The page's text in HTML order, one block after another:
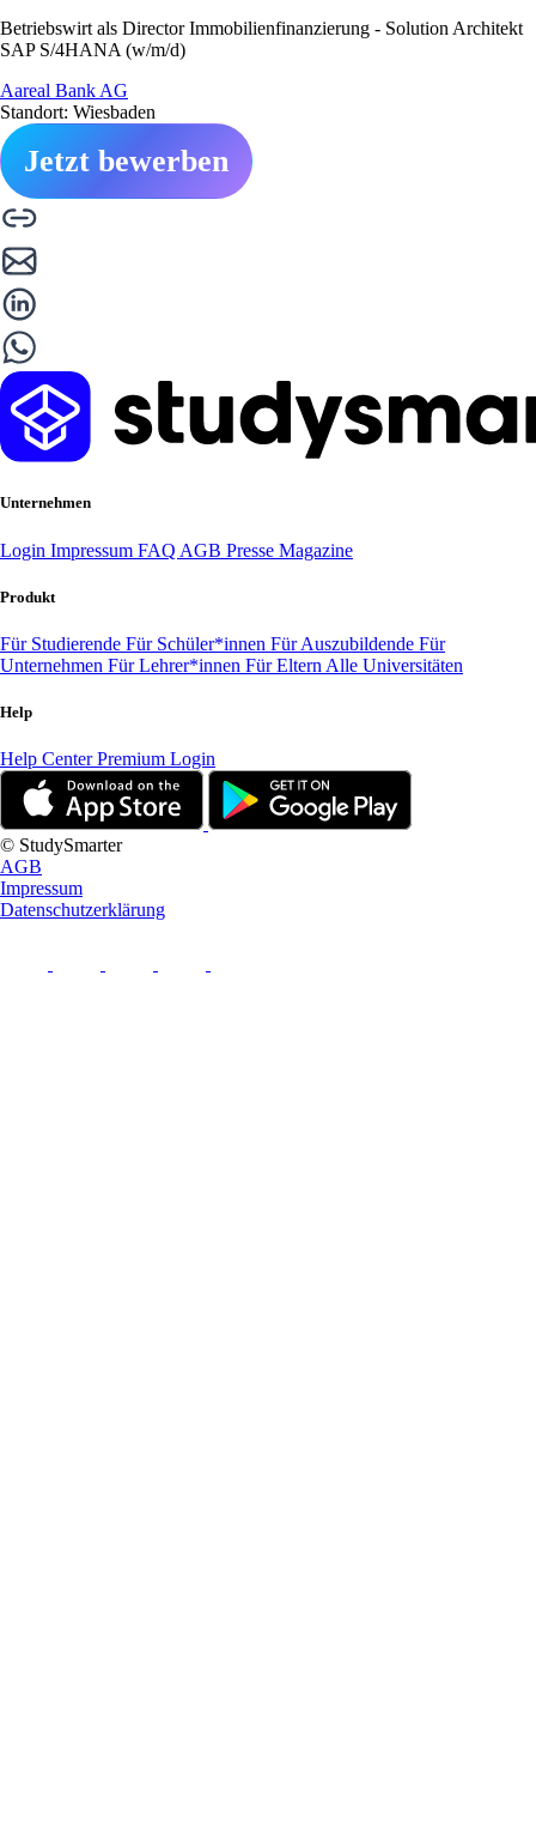
Betriebswirt als Director Immobilienfinanzierung - Solution Architekt
SAP S/4HANA (w/m/d)
Aareal Bank AG
Standort: Wiesbaden
Jetzt bewerben
Unternehmen
Login Impressum FAQ AGB Presse Magazine
Produkt
Für Studierende Für Schüler*innen Für Auszubildende Für
Unternehmen Für Lehrer*innen Für Eltern Alle Universitäten
Help
Help CenterPremium Login
© StudySmarter
AGB
Impressum
Datenschutzerklärung